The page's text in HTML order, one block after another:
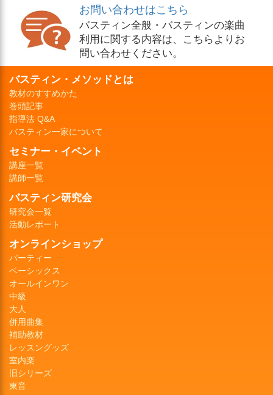
お問い合わせはこちら
バスティン全般・バスティンの楽曲
利用に関する内容は、こちらよりお
問い合わせください。
バスティン・メソッドとは
教材のすすめかた
巻頭記事
指導法 Q&A
バスティン一家について
セミナー・イベント
講座一覧
講師一覧
バスティン研究会
研究会一覧
活動レポート
オンラインショップ
パーティー
ベーシックス
オールインワン
中級
大人
併用曲集
補助教材
レッスングッズ
室内楽
旧シリーズ
東音